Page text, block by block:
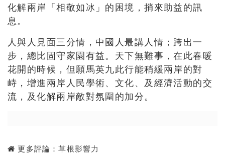
化解兩岸「相敬如冰」的困境，捎來助益的訊
息。
人與人見面三分情，中國人最講人情；跨出一
步，總比固守家園有益。天下無難事，在此春暖
花開的時候，但願馬英九此行能稍緩兩岸的對
峙，增進兩岸人民學術、文化、及經濟活動的交
流，及化解兩岸敵對氛圍的加分。
更多評論：草根影響力